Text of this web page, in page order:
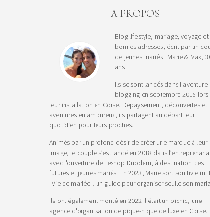
A PROPOS
Blog lifestyle, mariage, voyage et
bonnes adresses, écrit par un
de jeunes mariés : Marie & Max,
ans.
Ils se sont lancés dans l'aventure
blogging en septembre 2015 lors
leur installation en Corse. Dépaysement, découvertes et
aventures en amoureux, ils partagent au départ leur
quotidien pour leurs proches.
Animés par un profond désir de créer une marque à leur
image, le couple s’est lancé en 2018 dans
avec l'ouverture de l'eshop Duodem, à destination des
futures et jeunes mariés. En 2023, Marie sort son livre
"Vie de mariée", un guide pour organiser seul.e son
Ils ont également monté en 2022 Il était un picnic, une
agence d'organisation de pique-nique de luxe en Corse.